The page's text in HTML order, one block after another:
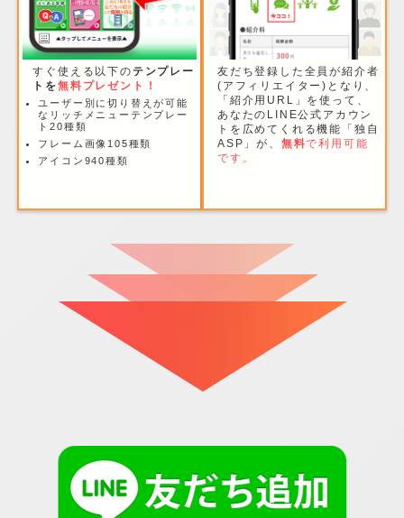
すぐ使える以下のテンプレー
トを無料プレゼント！
ユーザー別に切り替えが可能
なリッチメニューテンプレー
ト20種類
フレーム画像105種類
アイコン940種類
友だち登録した全員が紹介者
(アフィリエイター)となり、
「紹介用URL」を使って、
あなたのLINE公式アカウン
トを広めてくれる機能「独自
ASP」が、 無料で利用可能
です。